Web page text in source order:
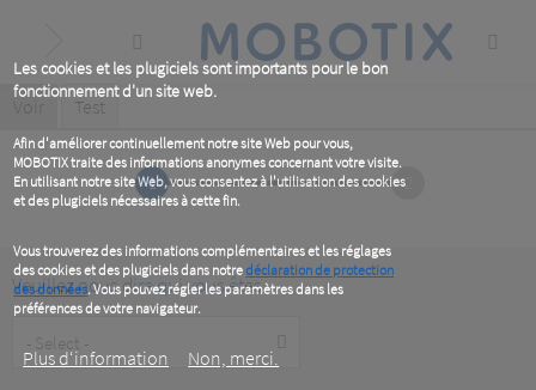
Les cookies et les plugiciels sont importants pour le bon
fonctionnement d'un site web.
Afin d'améliorer continuellement notre site Web pour vous,
MOBOTIX traite des informations anonymes concernant votre visite.
En utilisant notre site Web, vous consentez à l'utilisation des cookies
et des plugiciels nécessaires à cette fin.
Vous trouverez des informations complémentaires et les réglages
des cookies et des plugiciels dans notredéclaration de protection
des données. Vous pouvez régler les paramètres dans les
préférences de votre navigateur.
Plus d‘information Non, merci.
content
Primary
tabs
Voir (active
Test
1 2
Veuillez nous dire qui vous êtes
Type